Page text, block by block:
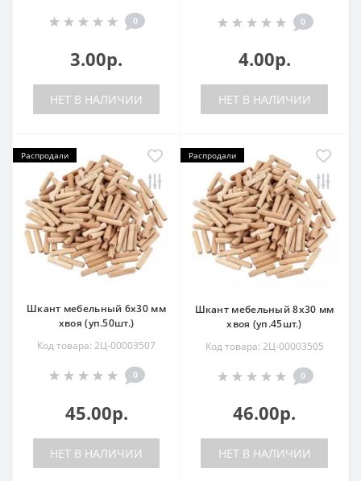
0
3.00р.
НЕТ В НАЛИЧИИ
0
4.00р.
НЕТ В НАЛИЧИИ
Распродали
Шкант мебельный 6х30 мм
хвоя (уп.50шт.)
Код товара: 2Ц-00003507
0
45.00р.
НЕТ В НАЛИЧИИ
Распродали
Шкант мебельный 8х30 мм
хвоя (уп.45шт.)
Код товара: 2Ц-00003505
0
46.00р.
НЕТ В НАЛИЧИИ